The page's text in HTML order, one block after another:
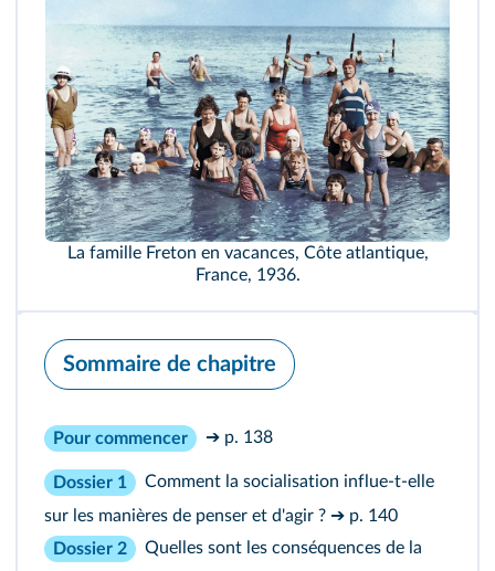
La famille Freton en vacances, Côte atlantique,
France, 1936.
Sommaire de chapitre
Pour commencer ➔ p. 138
Dossier 1
Comment la socialisation influe-t-elle
sur les manières de penser et d'agir ? ➔ p. 140
Dossier 2
Quelles sont les conséquences de la